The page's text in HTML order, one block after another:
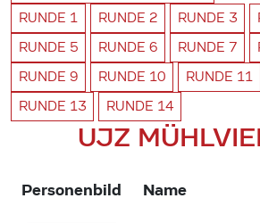
RUNDE 1 RUNDE 2 RUNDE 3
RUNDE 5 RUNDE 6 RUNDE 7
RUNDE 9 RUNDE 10 RUNDE 11
RUNDE 13 RUNDE 14
UJZ
Personenbild Name